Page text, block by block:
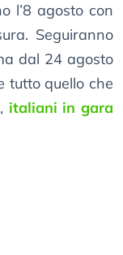
l’8 agosto con
Seguiranno
dal 24 agosto
tutto quello che
italiani in gara